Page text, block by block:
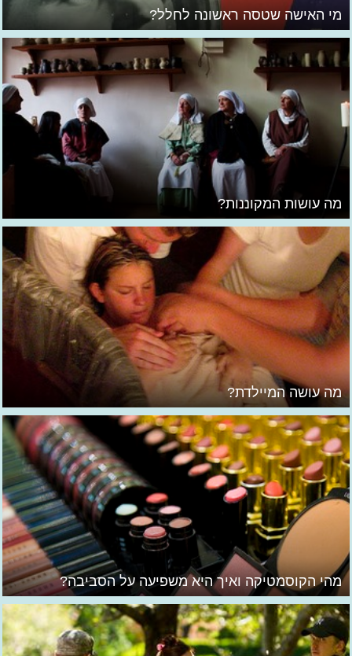
מי האישה שטסה ראשונה לחלל?
מה עושות המקוננות?
מה עושה המיילדת?
מהי הקוסמטיקה ואיך היא משפיעה על הסביבה?